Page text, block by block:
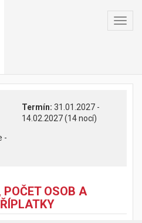
-
Termín: 31.01.2027 -
14.02.2027 (14 nocí)
OSOB A